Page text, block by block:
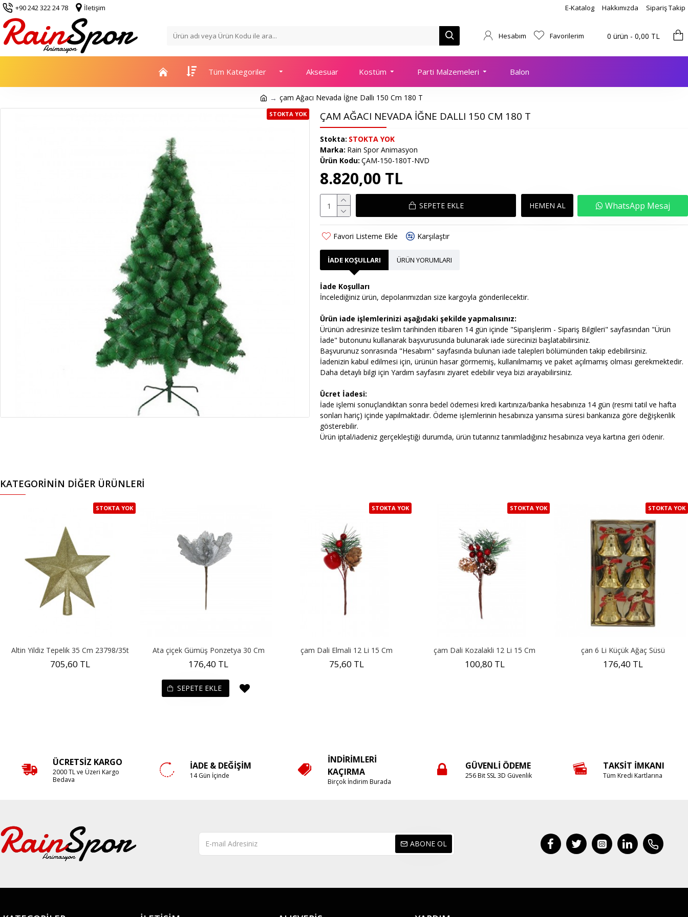
+90 242 322 24 78 İletişim E-Katalog Hakkımızda Sipariş Takip
Hesabım Favorilerim 0 ürün - 0,00 TL
Tüm Kategoriler Aksesuar Kostüm Parti Malzemeleri Balon
çam Ağacı Nevada İğne Dallı 150 Cm 180 T
STOKTA YOK ÇAM AĞACI NEVADA İĞNE DALLI 150 CM 180 T
8.820,00 TL
Stokta: STOKTA YOK
Marka: Rain Spor Animasyon
Ürün Kodu: ÇAM-150-180T-NVD
SEPETE EKLE HEMEN AL WhatsApp Mesaj
Favori Listeme Ekle Karşılaştır
İADE KOŞULLARI ÜRÜN YORUMLARI
İade Koşulları
İncelediğiniz ürün, depolarımızdan size kargoyla gönderilecektir.
Ürün iade işlemlerinizi aşağıdaki şekilde yapmalısınız:
Ürünün adresinize teslim tarihinden itibaren 14 gün içinde "Siparişlerim - Sipariş Bilgileri" sayfasından "Ürün
İade" butonunu kullanarak başvurusunda bulunarak iade sürecinizi başlatabilirsiniz.
Başvurunuz sonrasında "Hesabım" sayfasında bulunan iade talepleri bölümünden takip edebilirsiniz.
İadenizin kabul edilmesi için, ürünün hasar görmemiş, kullanılmamış ve paket açılmamış olması gerekmektedir.
Daha detaylı bilgi için Yardım sayfasını ziyaret edebilir veya bizi arayabilirsiniz.
Ücret İadesi:
İade işlemi sonuçlandıktan sonra bedel ödemesi kredi kartınıza/banka hesabınıza 14 gün (resmi tatil ve hafta
sonları hariç) içinde yapılmaktadır. Ödeme işlemlerinin hesabınıza yansıma süresi bankanıza göre değişkenlik
gösterebilir.
Ürün iptal/iadeniz gerçekleştiği durumda, ürün tutarınız tanımladığınız hesabınıza veya kartına geri ödenir.
KATEGORININ DIĞER ÜRÜNLERI
STOKTA YOK
Altin Yildiz Tepelik 35 Cm 23798/35t
705,60 TL
Ata çiçek Gümüş Ponzetya 30 Cm
176,40 TL
SEPETE EKLE
STOKTA YOK
çam Dali Elmali 12 Li 15 Cm
75,60 TL
STOKTA YOK
çam Dali Kozalakli 12 Li 15 Cm
100,80 TL
STOKTA YOK
çan 6 Li Küçük Ağaç Süsü
176,40 TL
ÜCRETSIZ KARGO
2000 TL ve Üzeri Kargo
Bedava
İADE & DEĞIŞIM
14 Gün İçinde
İNDIRIMLERI
KAÇIRMA
Birçok İndirim Burada
GÜVENLI ÖDEME
256 Bit SSL 3D Güvenlik
TAKSIT İMKANI
Tüm Kredi Kartlarına
ABONE OL